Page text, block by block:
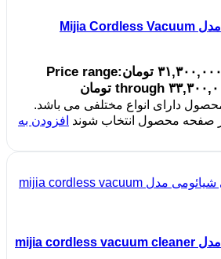
جارو شارژی شیائومی مدل Mijia Cordless Vacuum
۳۱,۳۰۰,۰۰۰ تومانPrice range:
دارای انواع مختلفی می باشد.
صفحه محصول انتخاب شوند افزودن به
جارو شارژی شیائومی مدل mijia cordless vacuum cleaner